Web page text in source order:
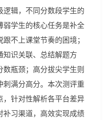
辑，不同分数段学生的
学生的核心任务是补全
不上课堂节奏的困境；
识关联、总结解题方
瓶颈；高分拔尖学生则
满分高分。本次测评重
，针对性解析各平台差异
习渠道，高效实现成绩